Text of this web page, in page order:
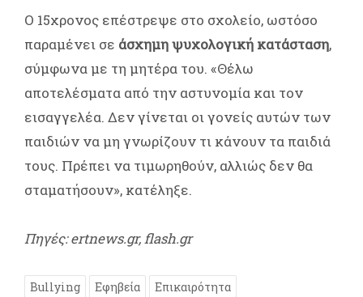
Ο 15χρονος επέστρεψε στο σχολείο, ωστόσο
παραμένει σε άσχημη ψυχολογική κατάσταση,
σύμφωνα με τη μητέρα του. «Θέλω
αποτελέσματα από την αστυνομία και τον
εισαγγελέα. Δεν γίνεται οι γονείς αυτών των
παιδιών να μη γνωρίζουν τι κάνουν τα παιδιά
τους. Πρέπει να τιμωρηθούν, αλλιώς δεν θα
σταματήσουν», κατέληξε.
Πηγές: ertnews.gr, flash.gr
Bullying Εφηβεία Επικαιρότητα